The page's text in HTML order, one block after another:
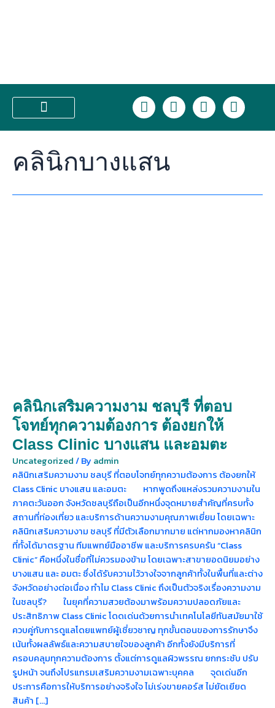
L
i
n
F
a
c
k
I
n
s
a
T
i
k
คลินิกบางแสน
คลินิกเสริมความงาม ชลบุรี ที่ตอบ
โจทย์ทุกความต้องการ ต้องยกให้
Class Clinic บางแสน และอมตะ
Uncategorized/ By admin
คลินิกเสริมความงาม ชลบุรี ที่ตอบโจทย์ทุกความต้องการ ต้องยกให้
Class Clinic บางแสน และอมตะ หากพูดถึงแหล่งรวมความงามใน
ภาคตะวันออก จังหวัดชลบุรีถือเป็นอีกหนึ่งจุดหมายสำคัญที่ครบทั้ง
สถานที่ท่องเที่ยว และบริการด้านความงามคุณภาพเยี่ยม โดยเฉพาะ
คลินิกเสริมความงาม ชลบุรี ที่มีตัวเลือกมากมาย แต่หากมองหาคลินิก
ที่ทั้งได้มาตรฐาน ทีมแพทย์มืออาชีพ และบริการครบครัน “Class
Clinic” คือหนึ่งในชื่อที่ไม่ควรมองข้าม โดยเฉพาะสาขายอดนิยมอย่าง
บางแสน และ อมตะ ซึ่งได้รับความไว้วางใจจากลูกค้าทั้งในพื้นที่และต่าง
จังหวัดอย่างต่อเนื่อง ทำไม Class Clinic ถึงเป็นตัวจริงเรื่องความงาม
ในชลบุรี? ในยุคที่ความสวยต้องมาพร้อมความปลอดภัยและ
ประสิทธิภาพ Class Clinic โดดเด่นด้วยการนำเทคโนโลยีทันสมัยมาใช้
ควบคู่กับการดูแลโดยแพทย์ผู้เชี่ยวชาญ ทุกขั้นตอนของการรักษาจึง
เน้นทั้งผลลัพธ์และความสบายใจของลูกค้า อีกทั้งยังมีบริการที่
ครอบคลุมทุกความต้องการ ตั้งแต่การดูแลผิวพรรณ ยกกระชับ ปรับ
รูปหน้า จนถึงโปรแกรมเสริมความงามเฉพาะบุคคล จุดเด่นอีก
ประการคือการให้บริการอย่างจริงใจ ไม่เร่งขายคอร์ส ไม่ยัดเยียด
สินค้า […]
ทุก
ความ
ต้องการ
ต้อง